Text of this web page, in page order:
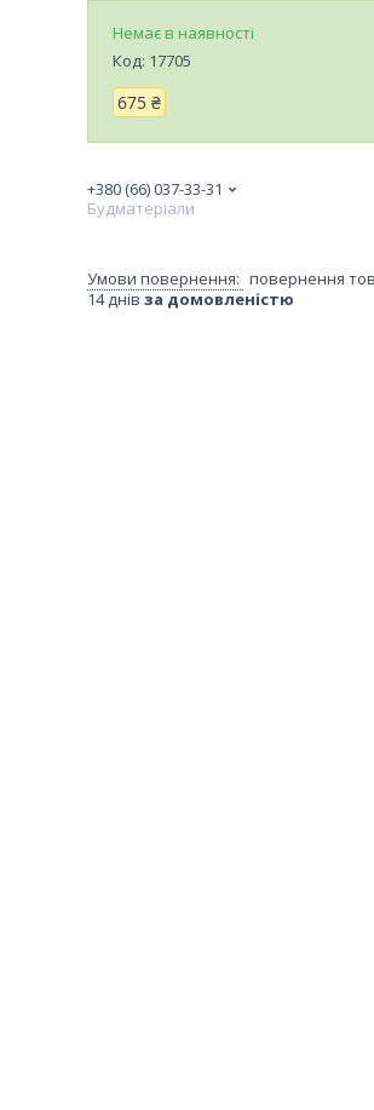
Немає в наявності
Код: 17705
675 ₴
+380 (66) 037-33-31
Будматеріали
повернення
14 днів за домовленістю